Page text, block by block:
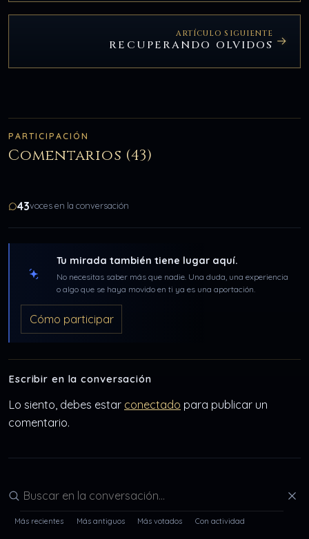
ARTÍCULO SIGUIENTE
RECUPERANDO OLVIDOS
PARTICIPACIÓN
Comentarios (43)
43voces en la conversación
Tu mirada también tiene lugar aquí.
No necesitas saber más que nadie. Una duda, una experiencia
o algo que se haya movido en ti ya es una aportación.
Cómo participar
Escribir en la conversación
Lo siento, debes estar conectado para publicar un
comentario.
Buscar en la conversación
Más recientes Más antiguos Más votados Con actividad